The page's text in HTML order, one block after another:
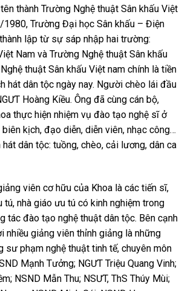
thành Trường Nghệ thuật Sân khấu Việt
Trường Đại học Sân khấu – Điện
lập từ sự sáp nhập hai trường:
Nam và Trường Nghệ thuật Sân khấu
thuật Sân khấu Việt nam chính là tiền
hát dân tộc ngày nay. Người chèo lái đầu
Hoàng Kiều. Ông đã cùng cán bộ,
thực hiện nhiệm vụ đào tạo nghệ sĩ ở
biên kịch, đạo diễn, diễn viên, nhạc công…
dân tộc: tuồng, chèo, cải lương, dân ca
viên cơ hữu của Khoa là các tiến sĩ,
tú, nhà giáo ưu tú có kinh nghiệm trong
tác đào tạo nghệ thuật dân tộc. Bên cạnh
nhiều giảng viên thỉnh giảng là những
sư phạm nghệ thuật tinh tế, chuyên môn
Mạnh Tưởng; NGƯT Triệu Quang Vinh;
NSND Mẫn Thu; NSƯT, ThS Thúy Mùi;